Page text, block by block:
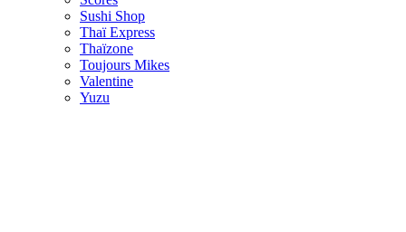
Sushi Shop
Thaï Express
Thaïzone
Toujours Mikes
Valentine
Yuzu